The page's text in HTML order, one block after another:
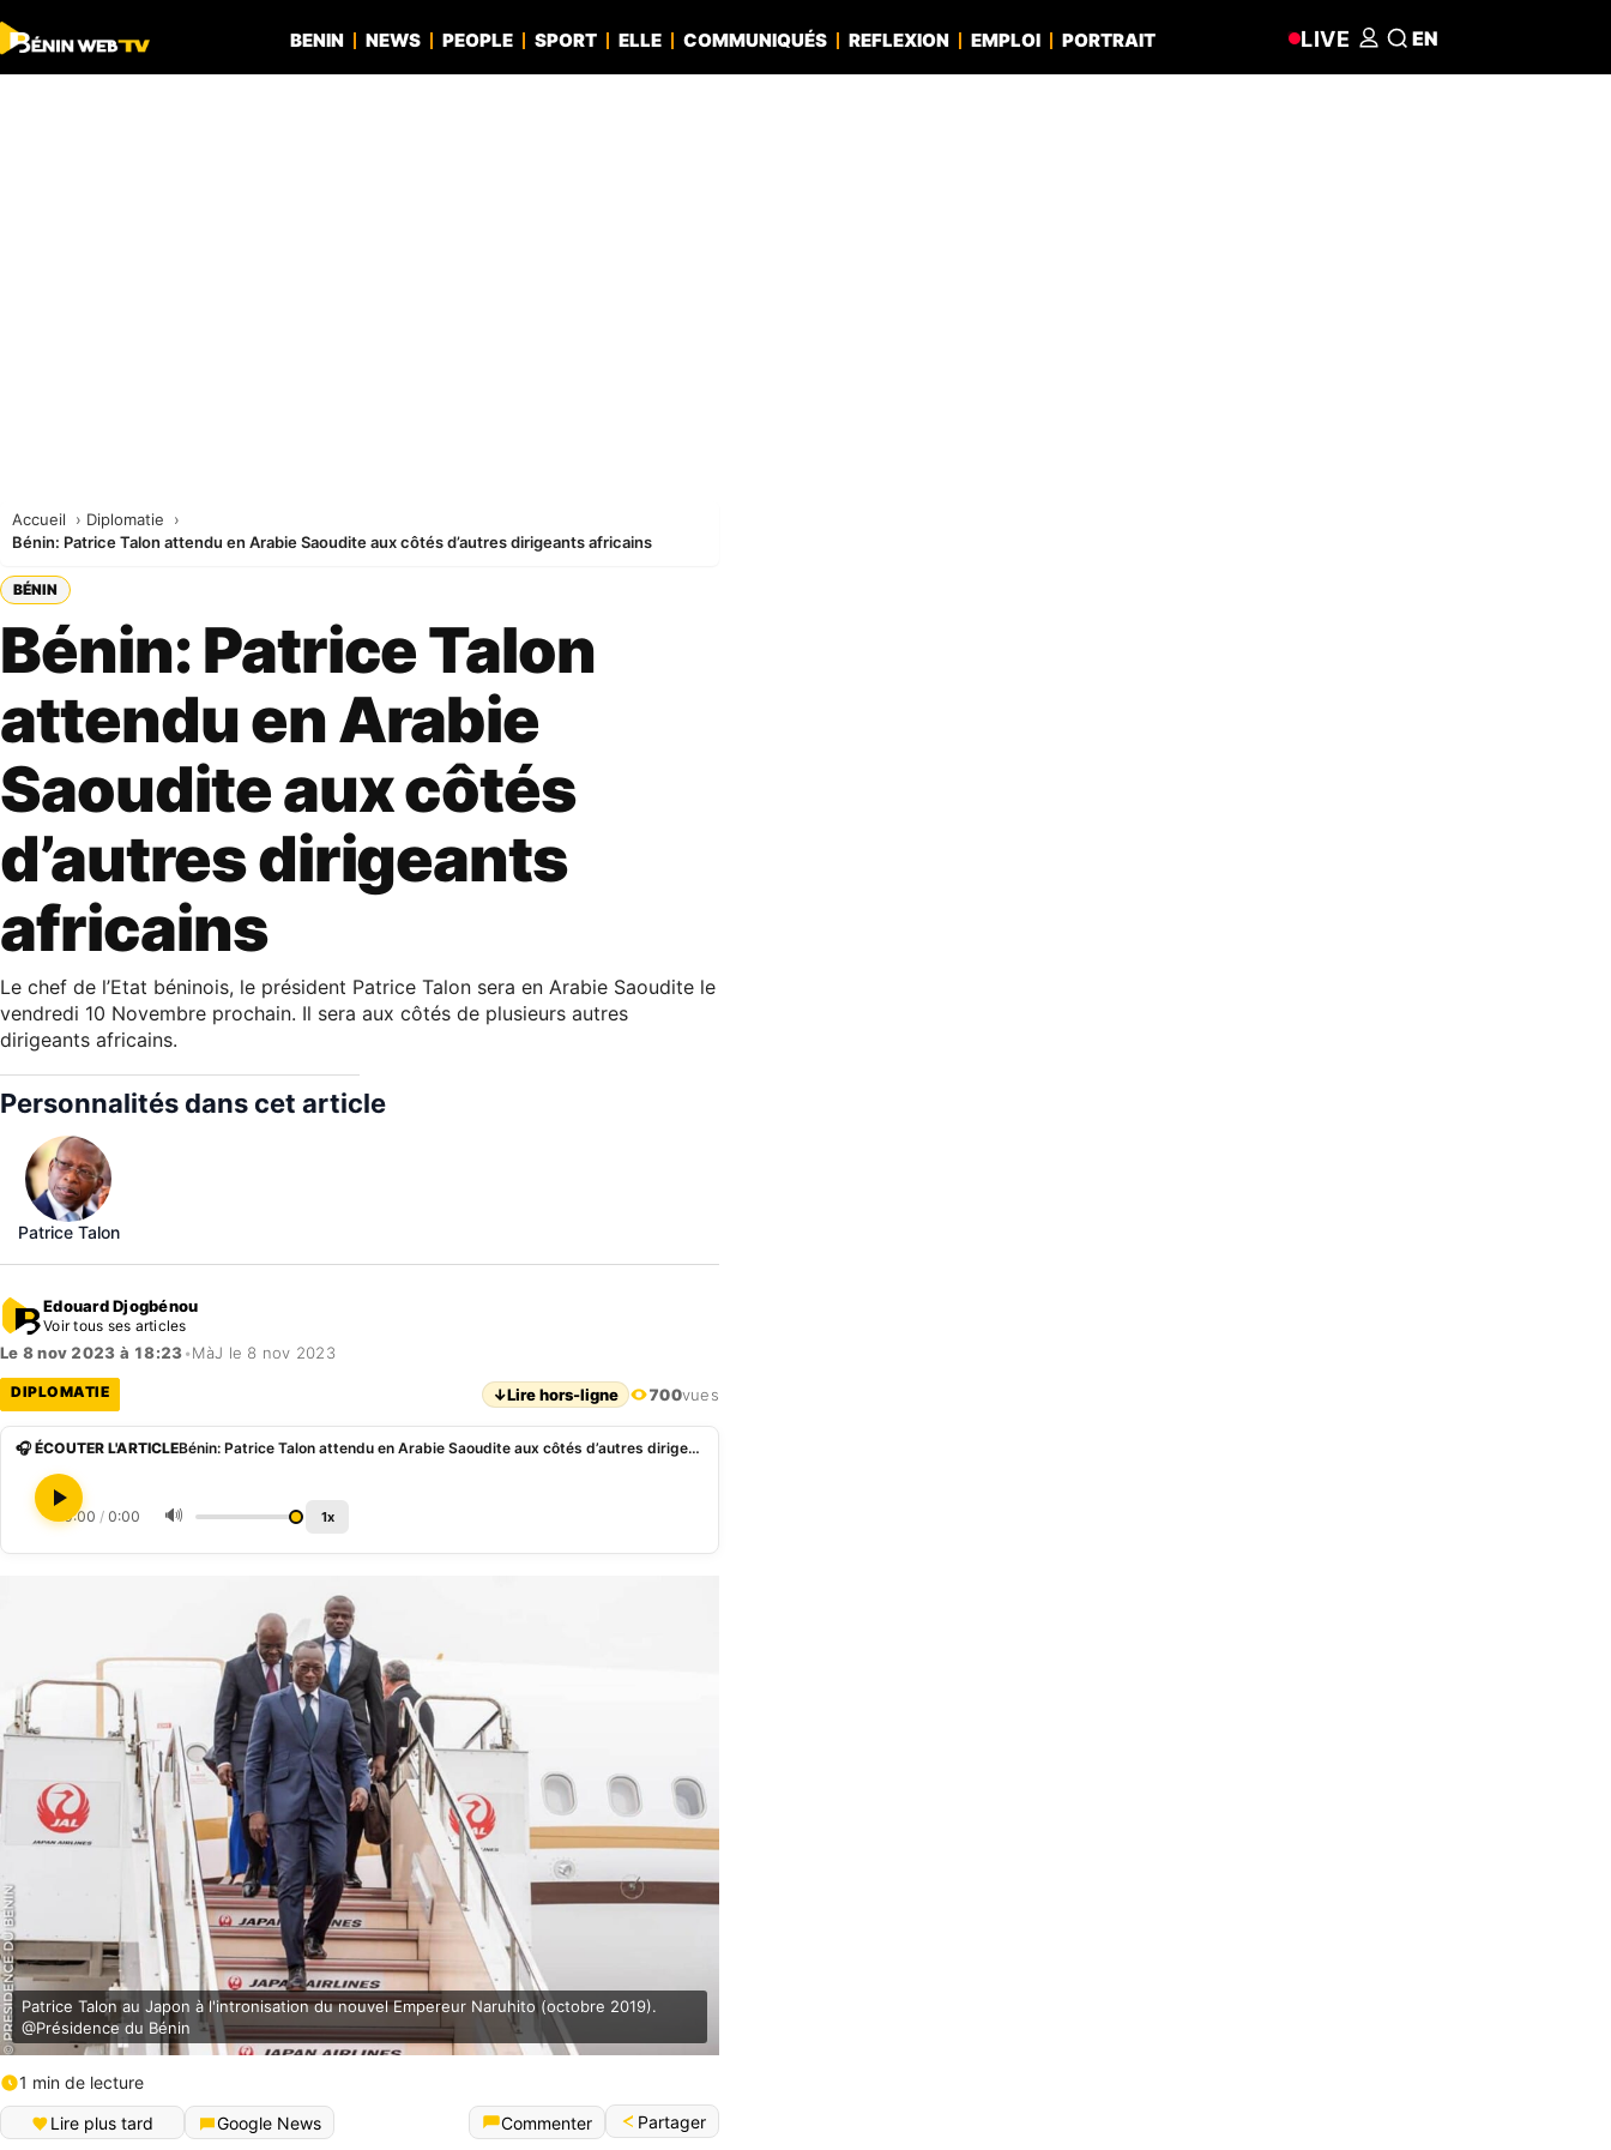
BENIN NEWS PEOPLE SPORT ELLE COMMUNIQUÉS REFLEXION EMPLOI PORTRAIT LIVE EN
Accueil
Diplomatie
Bénin: Patrice Talon attendu en Arabie Saoudite aux côtés d’autres dirigeants africains
BÉNIN
Bénin: Patrice Talon
attendu en Arabie
Saoudite aux côtés
d’autres dirigeants
africains
Le chef de l’Etat béninois, le président Patrice Talon sera en Arabie Saoudite le
vendredi 10 Novembre prochain. Il sera aux côtés de plusieurs autres
dirigeants africains.
Personnalités dans cet article
Patrice Talon
Edouard Djogbénou
Voir tous ses articles
Le 8 nov 2023 à 18:23•MàJ le 8 nov 2023
DIPLOMATIE ↓Lire hors-ligne 700vues
🎧 ÉCOUTER L'ARTICLE Bénin: Patrice Talon attendu en Arabie Saoudite aux côtés d’autres dirigeants africains
0:00 / 0:00 🔊 1x
Patrice Talon au Japon à l'intronisation du nouvel Empereur Naruhito (octobre 2019).
@Présidence du Bénin
1 min de lecture
Lire plus tard
Google News Commenter Partager